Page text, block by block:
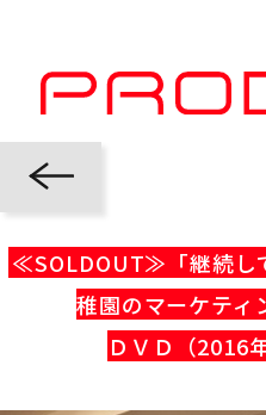
≪SOLDOUT≫「継続し
稚園のマーケティ
ＤＶＤ（2016